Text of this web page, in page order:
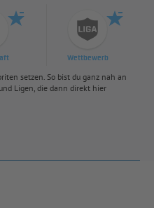
Wettbewerb
setzen. So bist du ganz nah an
Ligen, die dann direkt hier